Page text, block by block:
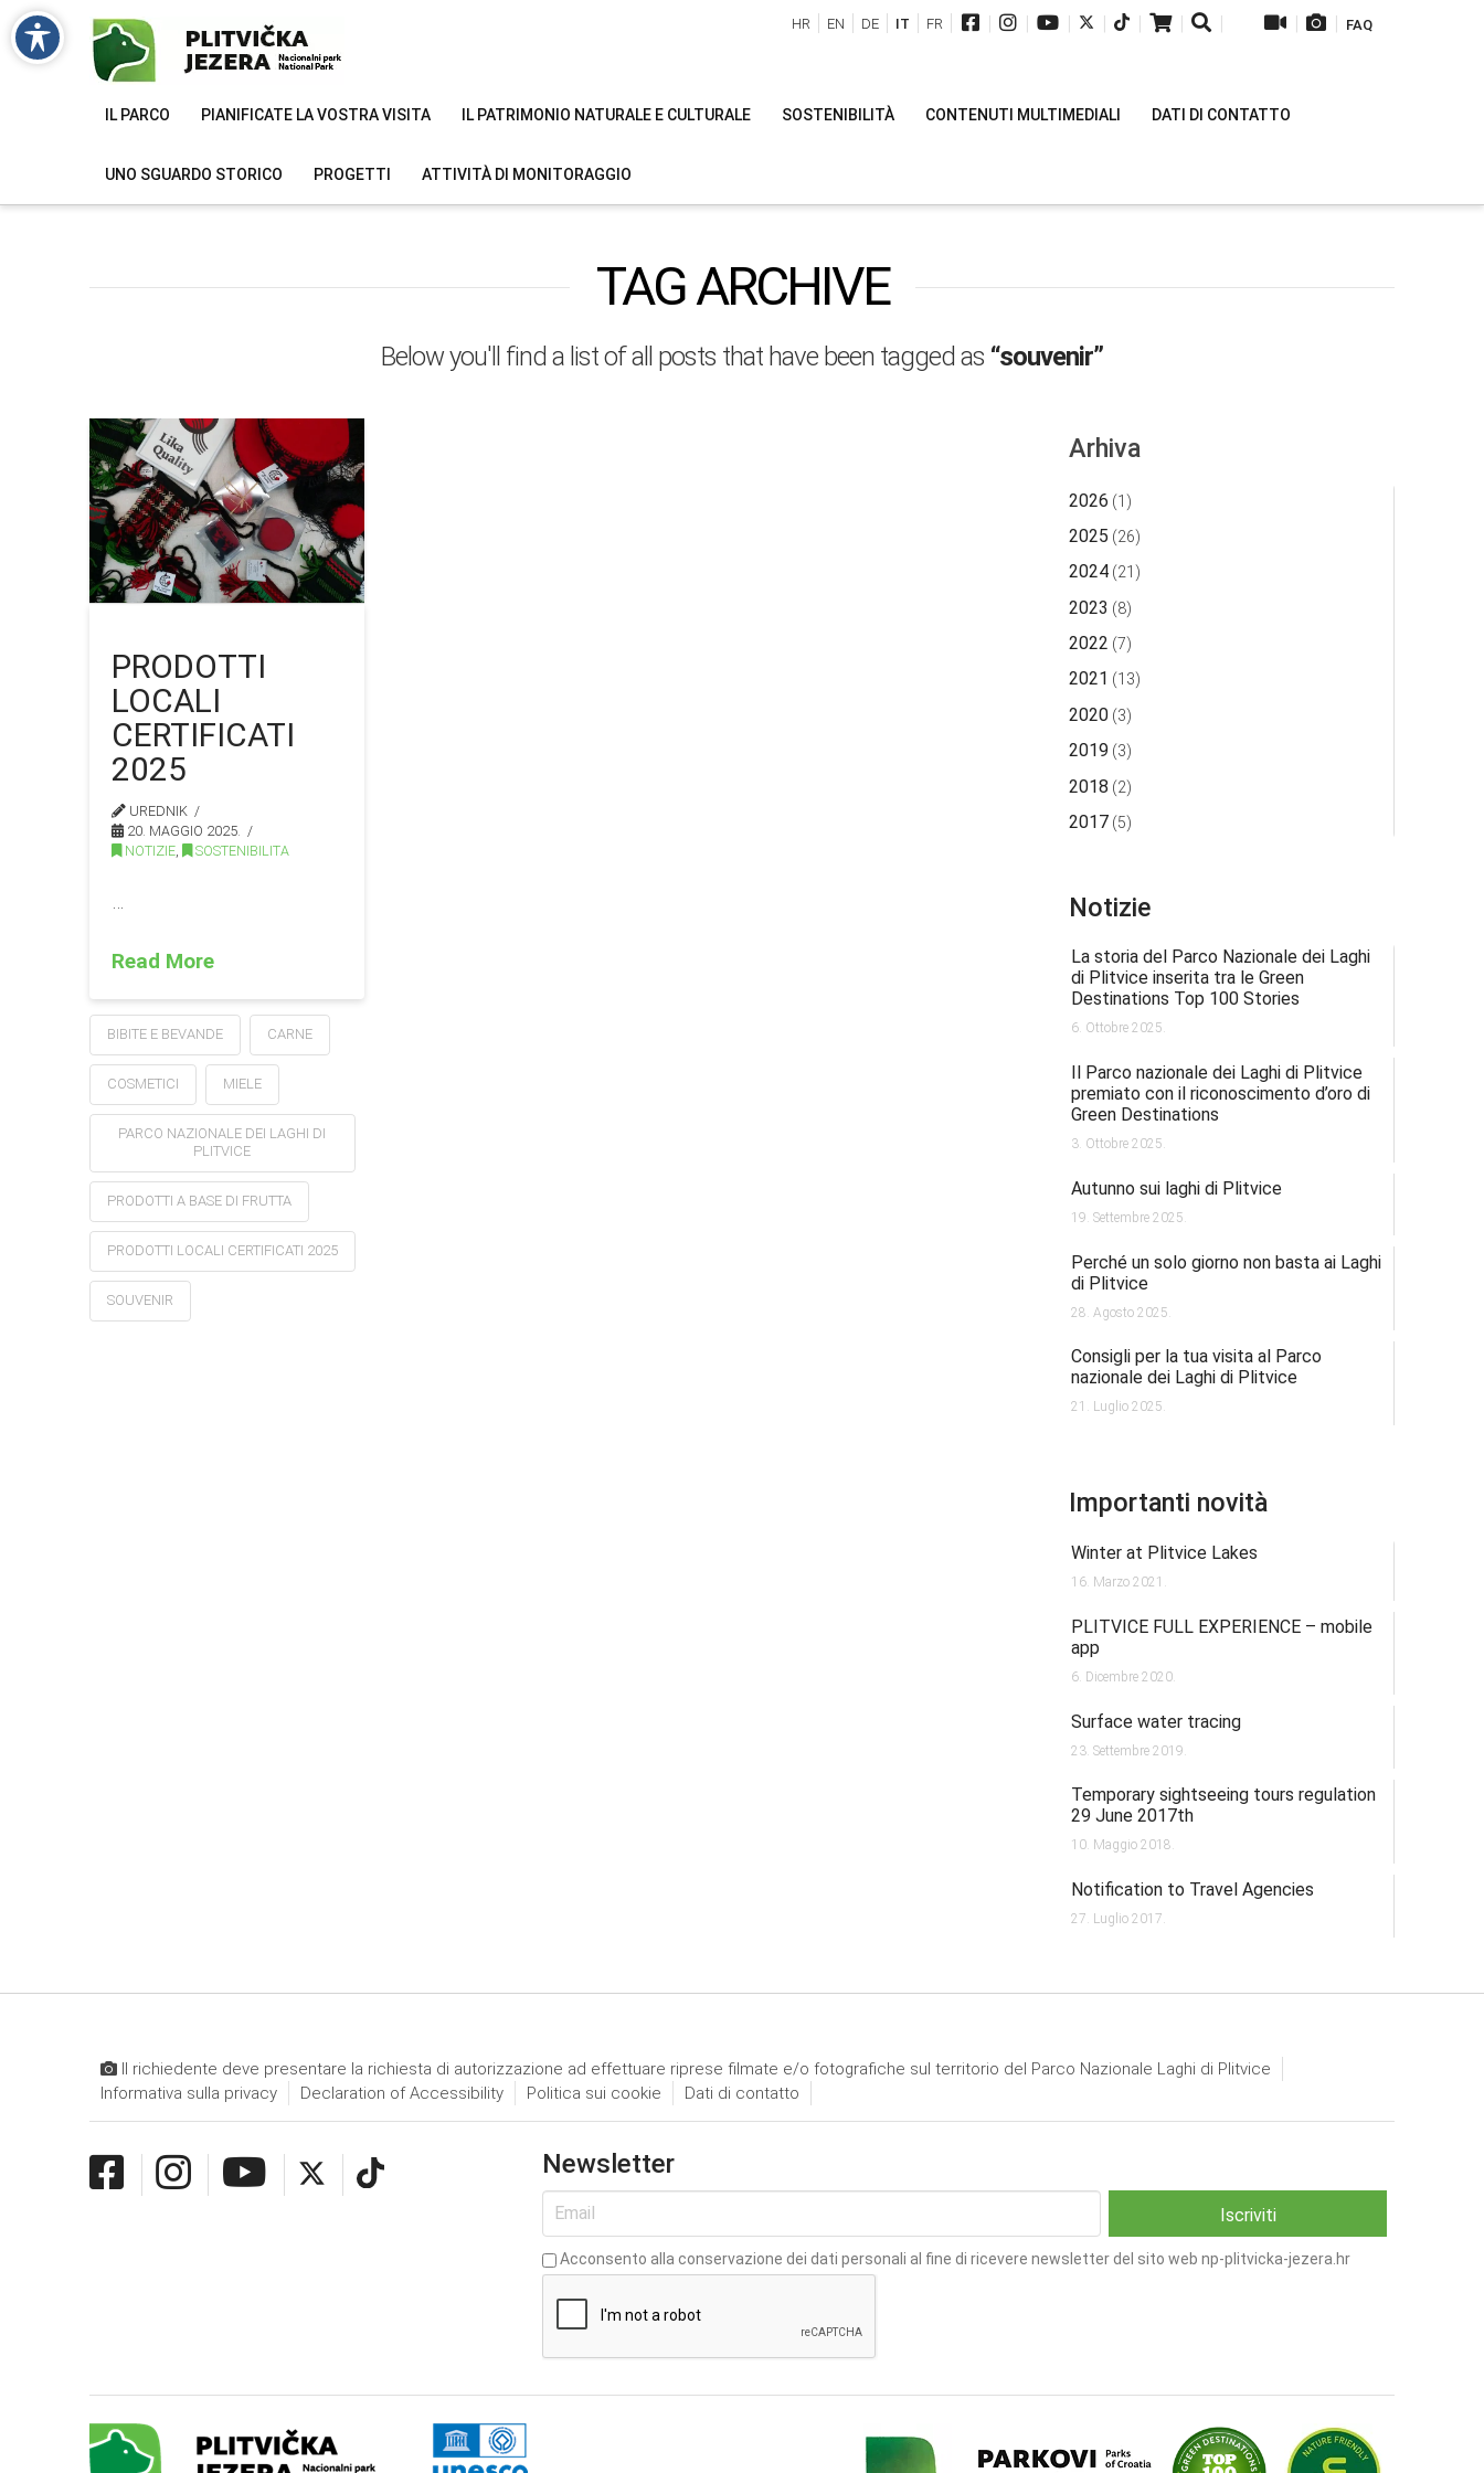
| | | | | | | | | FAQ
HR EN DE IT FR
IL PARCO PIANIFICATE LA VOSTRA VISITA IL PATRIMONIO NATURALE E CULTURALE SOSTENIBILITÀ CONTENUTI MULTIMEDIALI DATI DI CONTATTO
UNO SGUARDO STORICO PROGETTI ATTIVITÀ DI MONITORAGGIO
TAG ARCHIVE
Below you'll find a list of all posts that have been tagged as “souvenir”
PRODOTTI
LOCALI
CERTIFICATI
2025
UREDNIK
20. MAGGIO 2025.
NOTIZIE
SOSTENIBILITA
…
Read More
BIBITE E BEVANDE CARNE
COSMETICI MIELE
PARCO NAZIONALE DEI LAGHI DI
PLITVICE
PRODOTTI A BASE DI FRUTTA
PRODOTTI LOCALI CERTIFICATI 2025
SOUVENIR
Arhiva
2026 (1)
2025 (26)
2024 (21)
2023 (8)
2022 (7)
2021 (13)
2020 (3)
2019 (3)
2018 (2)
2017 (5)
Notizie
La storia del Parco Nazionale dei Laghi
di Plitvice inserita tra le Green
Destinations Top 100 Stories
6. Ottobre 2025.
Il Parco nazionale dei Laghi di Plitvice
premiato con il riconoscimento d’oro di
Green Destinations
3. Ottobre 2025.
Autunno sui laghi di Plitvice
19. Settembre 2025.
Perché un solo giorno non basta ai Laghi
di Plitvice
28. Agosto 2025.
Consigli per la tua visita al Parco
nazionale dei Laghi di Plitvice
21. Luglio 2025.
Importanti novità
Winter at Plitvice Lakes
16. Marzo 2021.
PLITVICE FULL EXPERIENCE – mobile
app
6. Dicembre 2020.
Surface water tracing
23. Settembre 2019.
Temporary sightseeing tours regulation
29 June 2017th
10. Maggio 2018.
Notification to Travel Agencies
27. Luglio 2017.
Il richiedente deve presentare la richiesta di autorizzazione ad effettuare riprese filmate e/o fotografiche sul territorio del Parco Nazionale Laghi di Plitvice
Informativa sulla privacy
Declaration of Accessibility Politica sui cookie Dati di contatto
Newsletter
Acconsento alla conservazione dei dati personali al fine di ricevere newsletter del sito web np-plitvicka-jezera.hr